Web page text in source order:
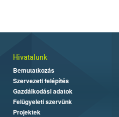
Hivatalunk
Bemutatkozás
Szervezeti felépítés
Gazdálkodási adatok
Felügyeleti szervünk
Projektek